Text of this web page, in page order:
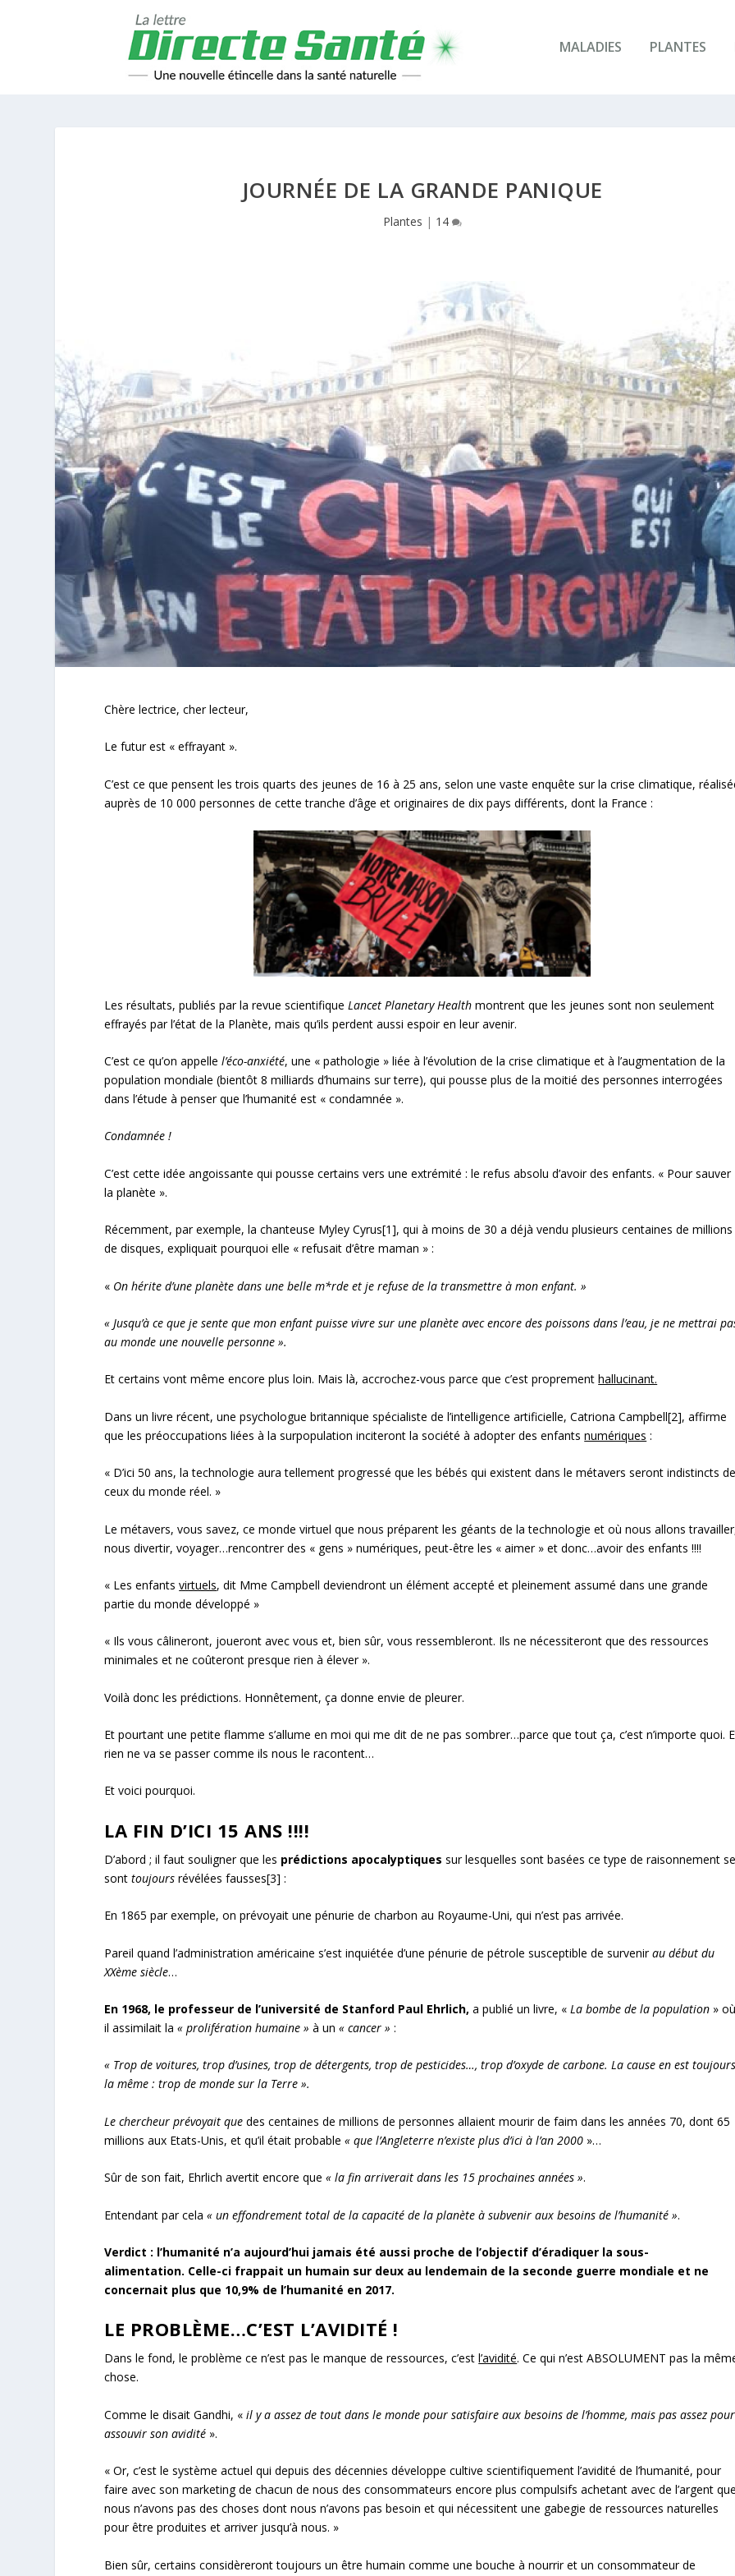
MALADIES PLANTES
JOURNÉE DE LA GRANDE PANIQUE
Plantes | 14
Chère lectrice, cher lecteur,
Le futur est « effrayant ».
C’est ce que pensent les trois quarts des jeunes de 16 à 25 ans, selon une vaste enquête sur la crise climatique,
auprès de 10 000 personnes de cette tranche d’âge et originaires de dix pays différents, dont la France :
Les résultats, publiés par la revue scientifique Lancet Planetary Health montrent que les jeunes sont non seulement
effrayés par l’état de la Planète, mais qu’ils perdent aussi espoir en leur avenir.
C’est ce qu’on appellel’éco-anxiété, une « pathologie » liée à l’évolution de la crise climatique et à l’augmentation de la
population mondiale (bientôt 8 milliards d’humains sur terre), qui pousse plus de la moitié des personnes interrogées
dans l’étude à penser que l’humanité est « condamnée ».
Condamnée !
C’est cette idée angoissante qui pousse certains vers une extrémité : le refus absolu d’avoir des enfants. « Pour sauver
la planète ».
Récemment, par exemple, la chanteuse Myley Cyrus[1], qui à moins de 30 a déjà vendu plusieurs centaines de millions
de disques, expliquait pourquoi elle « refusait d’être maman » :
« On hérite d’une planète dans une belle m*rde et je refuse de la transmettre à mon enfant. »
« Jusqu’à ce que je sente que mon enfant puisse vivre sur une planète avec encore des poissons dans l’eau, je ne mettrai
au monde une nouvelle personne ».
Et certains vont même encore plus loin. Mais là, accrochez-vous parce que c’est proprementhallucinant.
Dans un livre récent, une psychologue britannique spécialiste de l’intelligence artificielle, Catriona Campbell[2], affirme
que les préoccupations liées à la surpopulation inciteront la société à adopter des enfantsnumériques :
« D’ici 50 ans, la technologie aura tellement progressé que les bébés qui existent dans le métavers seront indistincts de
ceux du monde réel. »
Le métavers, vous savez, ce monde virtuel que nous préparent les géants de la technologie et où nous allons
nous divertir, voyager…rencontrer des « gens » numériques, peut-être les « aimer » et donc…avoir des enfants !!!!
« Les enfantsvirtuels, dit Mme Campbell deviendront un élément accepté et pleinement assumé dans une grande
partie du monde développé »
« Ils vous câlineront, joueront avec vous et, bien sûr, vous ressembleront. Ils ne nécessiteront que des ressources
minimales et ne coûteront presque rien à élever ».
Voilà donc les prédictions. Honnêtement, ça donne envie de pleurer.
Et pourtant une petite flamme s’allume en moi qui me dit de ne pas sombrer…parce que tout ça, c’est n’importe quoi.
rien ne va se passer comme ils nous le racontent…
Et voici pourquoi.
LA FIN D’ICI 15 ANS !!!!
D’abord ; il faut souligner que les prédictions apocalyptiques sur lesquelles sont basées ce type de raisonnement se
sonttoujoursrévélées fausses[3] :
En 1865 par exemple, on prévoyait une pénurie de charbon au Royaume-Uni, qui n’est pas arrivée.
Pareil quand l’administration américaine s’est inquiétée d’une pénurie de pétrole susceptible de survenirau début du
XXème siècle…
En 1968, le professeur de l’université de Stanford Paul Ehrlich, a publié un livre, «La bombe de la population » où
il assimilait la« prolifération humaine » à un« cancer »:
« Trop de voitures, trop d’usines, trop de détergents, trop de pesticides…, trop d’oxyde de carbone. La cause en est toujours
la même : trop de monde sur la Terre ».
Le chercheur prévoyait que des centaines de millions de personnes allaient mourir de faim dans les années 70, dont 65
millions aux Etats-Unis, et qu’il était probable« que l’Angleterre n’existe plus d’ici à l’an 2000 »…
Sûr de son fait, Ehrlich avertit encore que« la fin arriverait dans les 15 prochaines années ».
Entendant par cela« un effondrement total de la capacité de la planète à subvenir aux besoins de l’humanité ».
Verdict : l’humanité n’a aujourd’hui jamais été aussi proche de l’objectif d’éradiquer la sous-
alimentation. Celle-ci frappait un humain sur deux au lendemain de la seconde guerre mondiale et ne
concernait plus que 10,9% de l’humanité en 2017.
LE PROBLÈME…C’EST L’AVIDITÉ !
Dans le fond, le problème ce n’est pas le manque de ressources, c’estl’avidité. Ce qui n’est ABSOLUMENT pas la
chose.
Comme le disait Gandhi, «il y a assez de tout dans le monde pour satisfaire aux besoins de l’homme, mais pas assez pour
assouvir son avidité ».
« Or, c’est le système actuel qui depuis des décennies développe cultive scientifiquement l’avidité de l’humanité, pour
faire avec son marketing de chacun de nous des consommateurs encore plus compulsifs achetant avec de l’argent que
nous n’avons pas des choses dont nous n’avons pas besoin et qui nécessitent une gabegie de ressources naturelles
pour être produites et arriver jusqu’à nous. »
Bien sûr, certains considèreront toujours un être humain comme une bouche à nourrir et un consommateur de